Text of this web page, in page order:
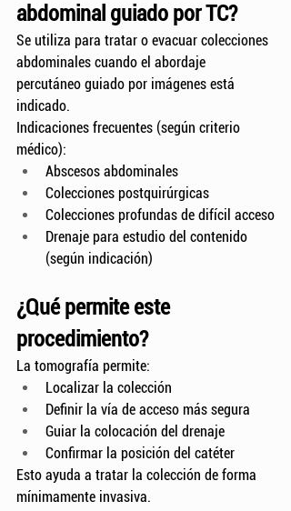
abdominal guiado por TC?
Se utiliza para tratar o evacuar colecciones
abdominales cuando el abordaje
percutáneo guiado por imágenes está
indicado.
Indicaciones frecuentes (según criterio
médico):
Abscesos abdominales
Colecciones postquirúrgicas
Colecciones profundas de difícil acceso
Drenaje para estudio del contenido
(según indicación)
¿Qué permite este
procedimiento?
La tomografía permite:
Localizar la colección
Definir la vía de acceso más segura
Guiar la colocación del drenaje
Confirmar la posición del catéter
Esto ayuda a tratar la colección de forma
mínimamente invasiva.